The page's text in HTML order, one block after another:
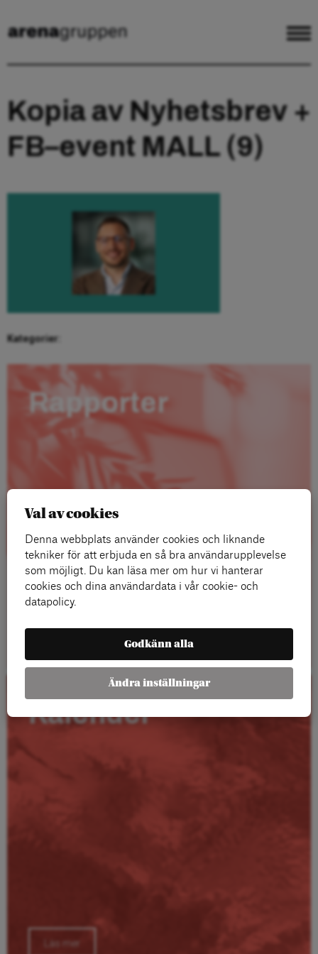
Kopia av Nyhetsbrev +
FB–event MALL (9)
Kategorier:
Rapporter
Kalender
Läs mer
Val av cookies
Denna webbplats använder cookies och liknande
tekniker för att erbjuda en så bra användarupplevelse
som möjligt. Du kan läsa mer om hur vi hanterar
cookies och dina användardata i vår cookie- och
datapolicy.
Godkänn alla
Ändra inställningar